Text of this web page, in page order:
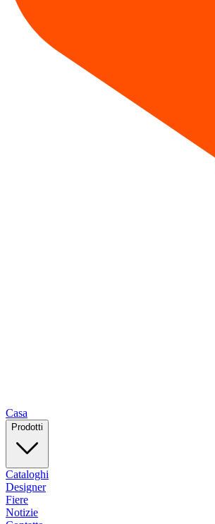
Casa
Prodotti
Cataloghi
Designer
Fiere
Notizie